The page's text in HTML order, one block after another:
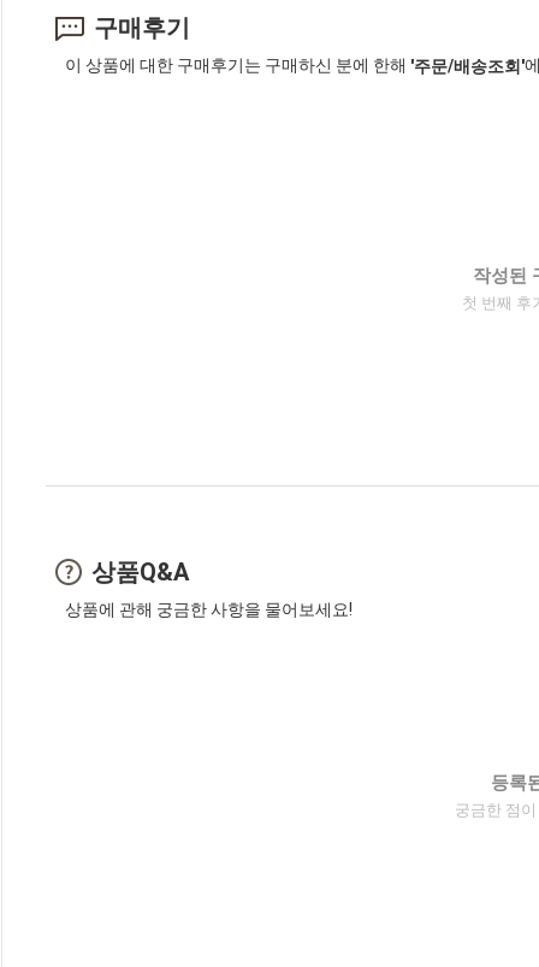
구매후기
이 상품에 대한 구매후기는 구매하신 분에 한해 '주문/배송조회'
작성된
첫 번째 후
상품Q&A
상품에 관해 궁금한 사항을 물어보세요!
등록
궁금한 점